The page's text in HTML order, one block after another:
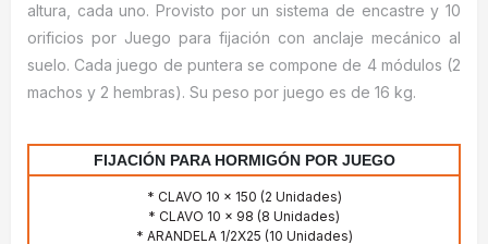
altura, cada uno. Provisto por un sistema de encastre y 10
orificios por Juego para fijación con anclaje mecánico al
suelo. Cada juego de puntera se compone de 4 módulos (2
machos y 2 hembras). Su peso por juego es de 16 kg.
FIJACIÓN PARA HORMIGÓN POR JUEGO
* CLAVO 10 x 150 (2 Unidades)
* CLAVO 10 x 98 (8 Unidades)
* ARANDELA 1/2X25 (10 Unidades)